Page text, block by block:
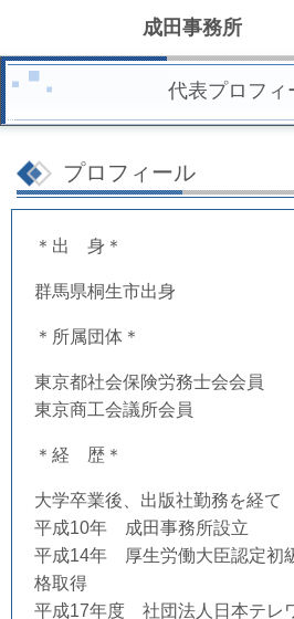
成田事務所
代表プロフィ
プロフィール
＊出 身＊
群馬県桐生市出身
＊所属団体＊
東京都社会保険労務士会会員
東京商工会議所会員
＊経 歴＊
大学卒業後、出版社勤務を経て
平成10年 成田事務所設立
平成14年 厚生労働大臣認定初
格取得
平成17年度 社団法人日本テレ